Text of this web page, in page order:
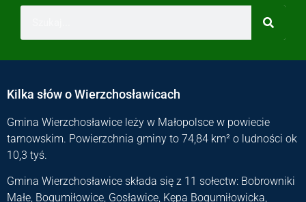
Kilka słów o Wierzchosławicach
Gmina Wierzchosławice leży w Małopolsce w powiecie
tarnowskim. Powierzchnia gminy to 74,84 km² o ludności ok
10,3 tyś.
Gmina Wierzchosławice składa się z 11 sołectw: Bobrowniki
Małe, Bogumiłowice, Gosławice, Kępa Bogumiłowicka,